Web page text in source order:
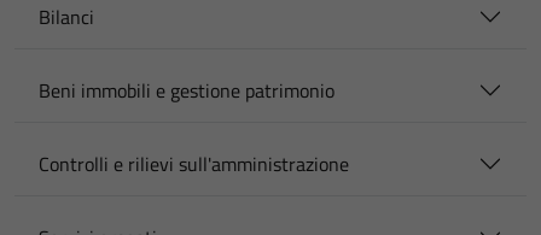
Bilanci
Beni immobili e gestione patrimonio
Controlli e rilievi sull'amministrazione